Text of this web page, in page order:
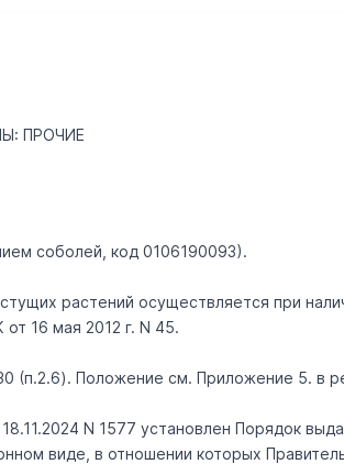
таможенного союза в течение
1 II. "Перечень ветеринарных мер,
282 подлежат досмотру (осмотру)
пропуска через границу РФ
ввоза на таможенную территорию
ПРОЧИЕ
соболей, код 0106190093).
растений осуществляется при
16 мая 2012 г. N 45.
(п.2.6). Положение см. Приложение 5. в
N 1577 установлен Порядок
виде, в отношении которых